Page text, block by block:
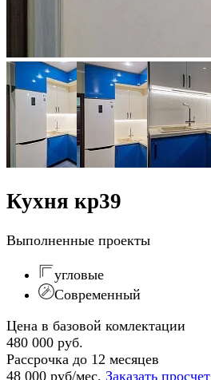
Кухня кр39
Выполненные проекты
угловые
Современный
Цена в базовой комлектации
480 000 руб.
Рассрочка до 12 месяцев
48 000 руб/мес. Заказать просчет